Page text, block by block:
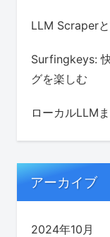
LLM Scraperと
Surfingkeys:
グを楽しむ
ローカルLLM
アーカイブ
2024年10月